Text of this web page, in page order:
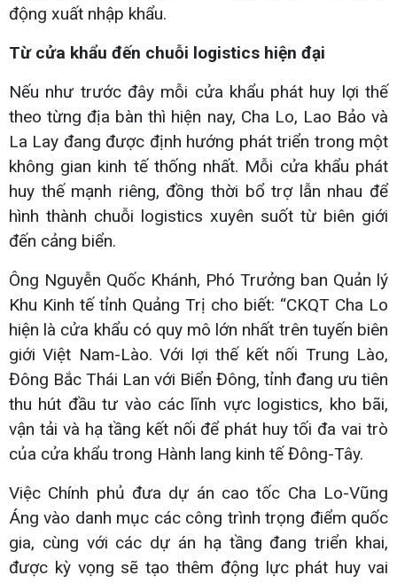
động xuất nhập khẩu.
Từ cửa khẩu đến chuỗi logistics hiện đại
Nếu như trước đây mỗi cửa khẩu phát huy lợi thế
theo từng địa bàn thì hiện nay, Cha Lo, Lao Bảo và
La Lay đang được định hướng phát triển trong một
không gian kinh tế thống nhất. Mỗi cửa khẩu phát
huy thế mạnh riêng, đồng thời bổ trợ lẫn nhau để
hình thành chuỗi logistics xuyên suốt từ biên giới
đến cảng biển.
Ông Nguyễn Quốc Khánh, Phó Trưởng ban Quản lý
Khu Kinh tế tỉnh Quảng Trị cho biết: “CKQT Cha Lo
hiện là cửa khẩu có quy mô lớn nhất trên tuyến biên
giới Việt Nam-Lào. Với lợi thế kết nối Trung Lào,
Đông Bắc Thái Lan với Biển Đông, tỉnh đang ưu tiên
thu hút đầu tư vào các lĩnh vực logistics, kho bãi,
vận tải và hạ tầng kết nối để phát huy tối đa vai trò
của cửa khẩu trong Hành lang kinh tế Đông-Tây.
Việc Chính phủ đưa dự án cao tốc Cha Lo-Vũng
Áng vào danh mục các công trình trọng điểm quốc
gia, cùng với các dự án hạ tầng đang triển khai,
được kỳ vọng sẽ tạo thêm động lực phát huy vai